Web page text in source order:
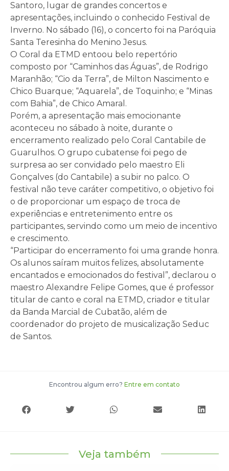
Santoro, lugar de grandes concertos e
apresentações, incluindo o conhecido Festival de
Inverno. No sábado (16), o concerto foi na Paróquia
Santa Teresinha do Menino Jesus.
O Coral da ETMD entoou belo repertório
composto por “Caminhos das Águas”, de Rodrigo
Maranhão; “Cio da Terra”, de Milton Nascimento e
Chico Buarque; “Aquarela”, de Toquinho; e “Minas
com Bahia”, de Chico Amaral.
Porém, a apresentação mais emocionante
aconteceu no sábado à noite, durante o
encerramento realizado pelo Coral Cantabile de
Guarulhos. O grupo cubatense foi pego de
surpresa ao ser convidado pelo maestro Eli
Gonçalves (do Cantabile) a subir no palco. O
festival não teve caráter competitivo, o objetivo foi
o de proporcionar um espaço de troca de
experiências e entretenimento entre os
participantes, servindo como um meio de incentivo
e crescimento.
“Participar do encerramento foi uma grande honra.
Os alunos saíram muitos felizes, absolutamente
encantados e emocionados do festival”, declarou o
maestro Alexandre Felipe Gomes, que é professor
titular de canto e coral na ETMD, criador e titular
da Banda Marcial de Cubatão, além de
coordenador do projeto de musicalização Seduc
de Santos.
Encontrou algum erro? Entre em contato
Veja também